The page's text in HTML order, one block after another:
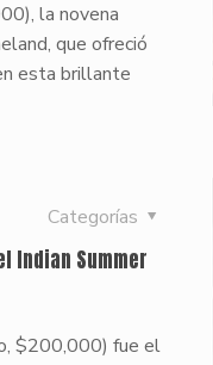
la novena
que ofreció
esta brillante
Categorías
Indian Summer
$200,000) fue el